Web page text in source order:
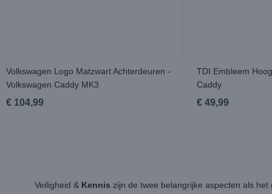
Volkswagen Logo Matzwart Achterdeuren -
Volkswagen Caddy MK3
€ 104,99
TDI Embleem
Caddy
€ 49,99
Veiligheid & Kennis zijn de twee belangrijke aspecten als